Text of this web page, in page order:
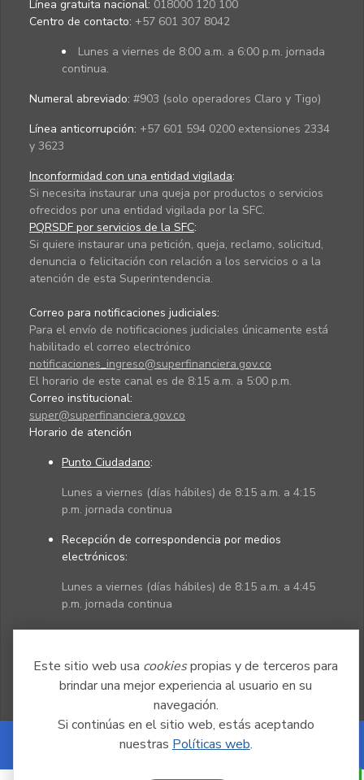
Este sitio web usa cookiespropias y de terceros para
brindar una mejor experiencia al usuario en su
navegación.
Si continúas en el sitio web, estás aceptando
nuestras Políticas web.
Línea gratuita nacional: 018000 120 100
Centro de contacto: +57 601 307 8042
Lunes a viernes de 8:00 a.m. a 6:00 p.m. jornada
continua.
Numeral abreviado: #903 (solo operadores Claro y Tigo)
Línea anticorrupción: +57 601 594 0200 extensiones 2334
y 3623
Inconformidad con una entidad vigilada:
Si necesita instaurar una queja por productos o servicios
ofrecidos por una entidad vigilada por la SFC.
PQRSDF por servicios de la SFC:
Si quiere instaurar una petición, queja, reclamo, solicitud,
denuncia o felicitación con relación a los servicios o a la
atención de esta Superintendencia.
Correo para notificaciones judiciales:
Para el envío de notificaciones judiciales únicamente está
habilitado el correo electrónico
notificaciones_ingreso@superfinanciera.gov.co
El horario de este canal es de 8:15 a.m. a 5:00 p.m.
Correo institucional:
super@superfinanciera.gov.co
Horario de atención
Punto Ciudadano:
Lunes a viernes (días hábiles) de 8:15 a.m. a 4:15
p.m. jornada continua
Recepción de correspondencia por medios
electrónicos:
Lunes a viernes (días hábiles) de 8:15 a.m. a 4:45
p.m. jornada continua